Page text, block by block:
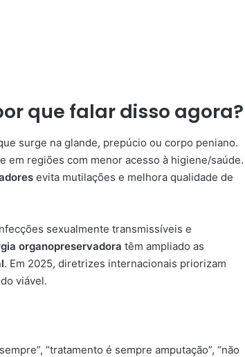
que falar disso agora?
surge na glande, prepúcio ou corpo peniano.
em regiões com menor acesso à higiene/saúde.
evita mutilações e melhora qualidade de
sexualmente transmissíveis e
organopreservadora têm ampliado as
. Em 2025, diretrizes internacionais priorizam
viável.
“tratamento é sempre amputação”, “não